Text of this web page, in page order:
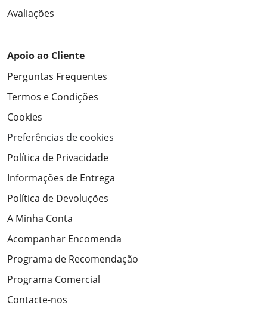
Avaliações
Apoio ao Cliente
Perguntas Frequentes
Termos e Condições
Cookies
Preferências de cookies
Política de Privacidade
Informações de Entrega
Política de Devoluções
A Minha Conta
Acompanhar Encomenda
Programa de Recomendação
Programa Comercial
Contacte-nos